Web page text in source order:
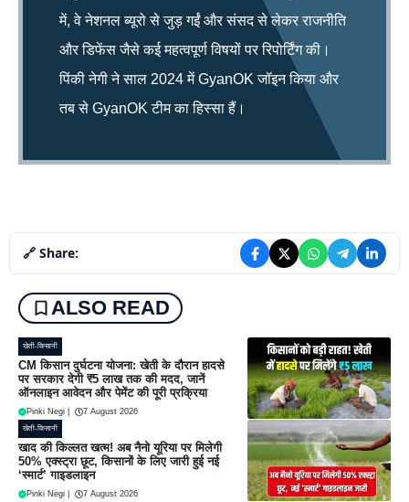
में, वे नेशनल ब्यूरो से जुड़ गईं और संसद से लेकर राजनीति
और डिफेंस जैसे कई महत्वपूर्ण विषयों पर रिपोर्टिंग की।
पिंकी नेगी ने साल 2024 में GyanOK जॉइन किया और
तब से GyanOK टीम का हिस्सा हैं।
🔗 Share:
ALSO READ
खेती-किसानी
CM किसान दुर्घटना योजना: खेती के दौरान हादसे
पर सरकार देगी ₹5 लाख तक की मदद, जानें
ऑनलाइन आवेदन और पेमेंट की पूरी प्रक्रिया
Pinki Negi 7 August 2026
खेती-किसानी
खाद की किल्लत खत्म! अब नैनो यूरिया पर मिलेगी
50% एक्स्ट्रा छूट, किसानों के लिए जारी हुई नई
‘स्मार्ट’ गाइडलाइन
Pinki Negi 7 August 2026